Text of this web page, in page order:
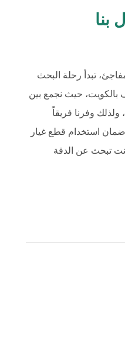
بنا
تبدأ رحلة البحث
بالكويت، حيث نجمع بين
ولذلك وفرنا فريقاً
ضمان استخدام قطع غيار
تبحث عن الدقة